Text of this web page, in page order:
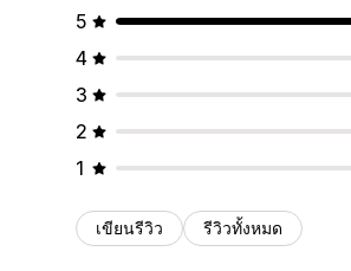
5
4
3
2
1
เขียนรีวิว รีวิวทั้งหมด